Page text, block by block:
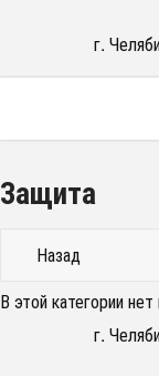
г.
Защита
Назад
В этой категории
г.